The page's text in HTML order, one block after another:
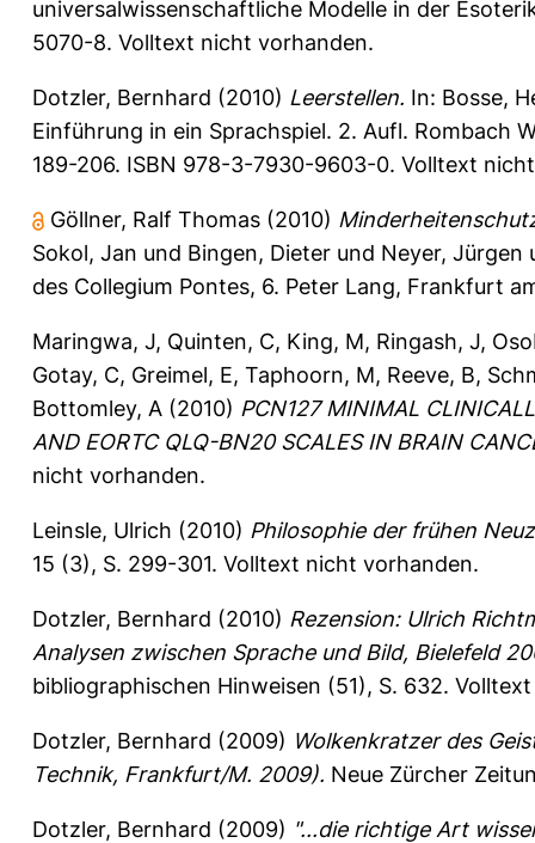
universalwissenschaftliche Modelle in der
5070-8. Volltext nicht vorhanden.
Dotzler, Bernhard (2010) Leerstellen. In: Bosse,
Einführung in ein Sprachspiel. 2. Aufl. Rombach
189-206. ISBN 978-3-7930-9603-0. Volltext
Göllner, Ralf Thomas (2010)
Sokol, Jan und Bingen, Dieter und Neyer, Jürgen
des Collegium Pontes, 6. Peter Lang, Frankfurt
Maringwa, J, Quinten, C, King, M, Ringash, J,
Gotay, C, Greimel, E, Taphoorn, M, Reeve, B,
Bottomley, A (2010) PCN127 MINIMAL
AND EORTC QLQ-BN20 SCALES IN BRAIN
nicht vorhanden.
Leinsle, Ulrich (2010) Philosophie der frühen
15 (3), S. 299-301. Volltext nicht vorhanden.
Dotzler, Bernhard (2010) Rezension: Ulrich
Analysen zwischen Sprache und Bild, Bielefeld
bibliographischen Hinweisen (51), S. 632.
Dotzler, Bernhard (2009) Wolkenkratzer des
Technik, Frankfurt/M. 2009). Neue Zürcher
Dotzler, Bernhard (2009) "...die richtige Art